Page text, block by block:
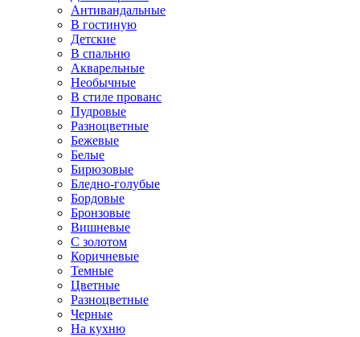
Антивандальные
В гостиную
Детские
В спальню
Акварельные
Необычные
В стиле прованс
Пудровые
Разноцветные
Бежевые
Белые
Бирюзовые
Бледно-голубые
Бордовые
Бронзовые
Вишневые
С золотом
Коричневые
Темные
Цветные
Разноцветные
Черные
На кухню